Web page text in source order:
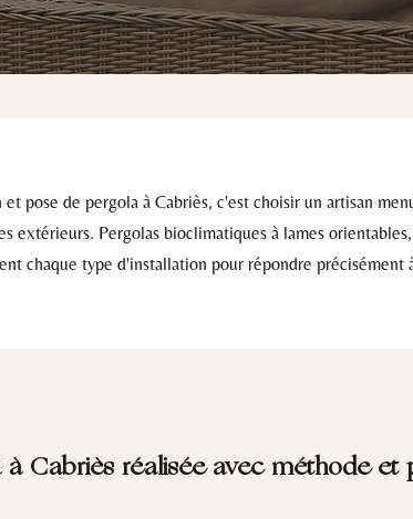
pose de pergola à Cabriès, c'est choisir un artisan
extérieurs. Pergolas bioclimatiques à lames
chaque type d'installation pour répondre précisément
Cabriès réalisée avec méthode et